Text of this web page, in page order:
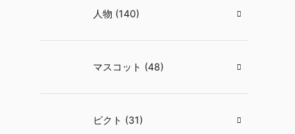
人物 (140)
マスコット (48)
ピクト (31)